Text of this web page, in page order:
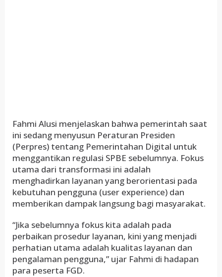
Fahmi Alusi menjelaskan bahwa pemerintah saat
ini sedang menyusun Peraturan Presiden
(Perpres) tentang Pemerintahan Digital untuk
menggantikan regulasi SPBE sebelumnya. Fokus
utama dari transformasi ini adalah
menghadirkan layanan yang berorientasi pada
kebutuhan pengguna (user experience) dan
memberikan dampak langsung bagi masyarakat.
“Jika sebelumnya fokus kita adalah pada
perbaikan prosedur layanan, kini yang menjadi
perhatian utama adalah kualitas layanan dan
pengalaman pengguna,” ujar Fahmi di hadapan
para peserta FGD.